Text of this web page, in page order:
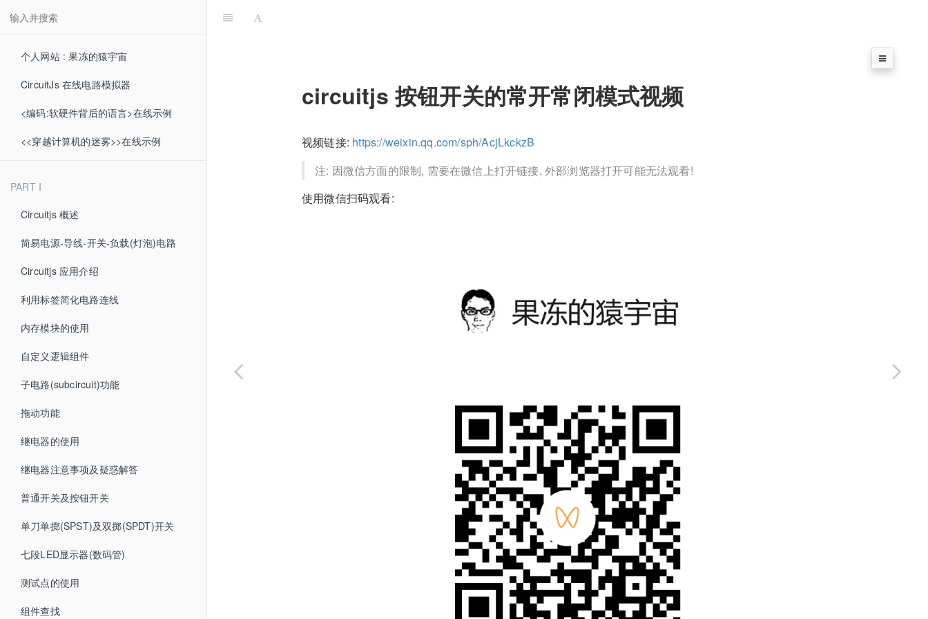
个人网站 : 果冻的猿宇宙
CircuitJs 在线电路模拟器
<编码:软硬件背后的语言>在线示例
<<穿越计算机的迷雾>>在线示例
PART I
Circuitjs 概述
简易电源-导线-开关-负载(灯泡)电路
Circuitjs 应用介绍
利用标签简化电路连线
内存模块的使用
自定义逻辑组件
子电路(subcircuit)功能
拖动功能
继电器的使用
继电器注意事项及疑惑解答
普通开关及按钮开关
单刀单掷(SPST)及双掷(SPDT)开关
七段LED显示器(数码管)
测试点的使用
组件查找
circuitjs 按钮开关的常开常闭模式视频
视频链接: https://weixin.qq.com/sph/AcjLkckzB
注: 因微信方面的限制, 需要在微信上打开链接, 外部浏览器打开可能无法观看!
使用微信扫码观看: